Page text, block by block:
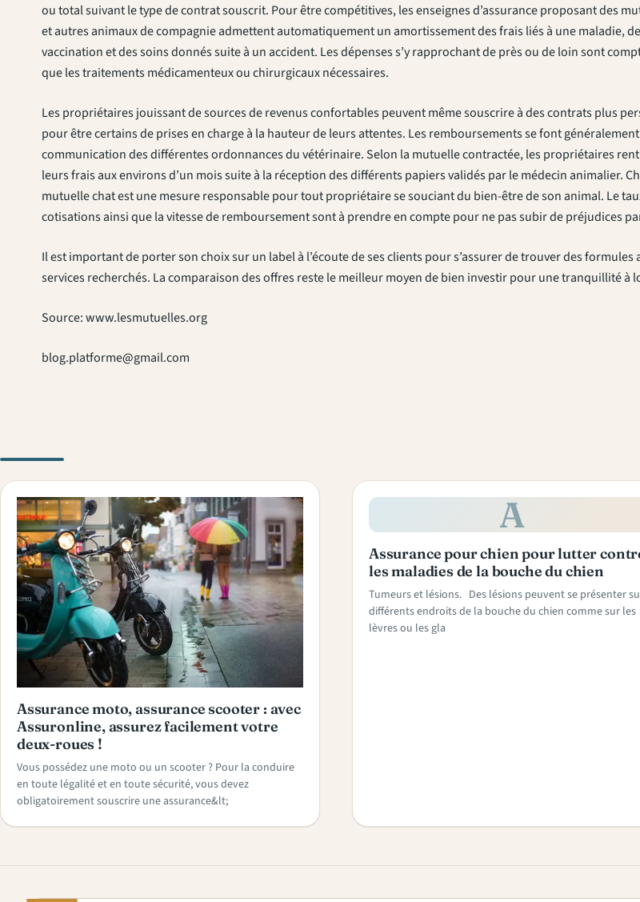
ou total suivant le type de contrat souscrit. Pour être compétitives, les enseignes d’assurance proposant des
et autres animaux de compagnie admettent automatiquement un amortissement des frais liés à une maladie,
vaccination et des soins donnés suite à un accident. Les dépenses s’y rapprochant de près ou de loin sont
que les traitements médicamenteux ou chirurgicaux nécessaires.
Les propriétaires jouissant de sources de revenus confortables peuvent même souscrire à des contrats plus
pour être certains de prises en charge à la hauteur de leurs attentes. Les remboursements se font
communication des différentes ordonnances du vétérinaire. Selon la mutuelle contractée, les propriétaires
leurs frais aux environs d’un mois suite à la réception des différents papiers validés par le médecin animalier.
mutuelle chat est une mesure responsable pour tout propriétaire se souciant du bien-être de son animal. Le
cotisations ainsi que la vitesse de remboursement sont à prendre en compte pour ne pas subir de préjudices
Il est important de porter son choix sur un label à l’écoute de ses clients pour s’assurer de trouver des formules
services recherchés. La comparaison des offres reste le meilleur moyen de bien investir pour une tranquillité à
Source: www.lesmutuelles.org
blog.platforme@gmail.com
Assurance moto, assurance scooter : avec
Assuronline, assurez facilement votre
deux-roues !
Vous possédez une moto ou un scooter ? Pour la conduire
en toute légalité et en toute sécurité, vous devez
obligatoirement souscrire une assurance&lt;
A
Assurance pour chien pour lutter
les maladies de la bouche du chien
Tumeurs et lésions. Des lésions peuvent se présenter
différents endroits de la bouche du chien comme sur les
lèvres ou les gla